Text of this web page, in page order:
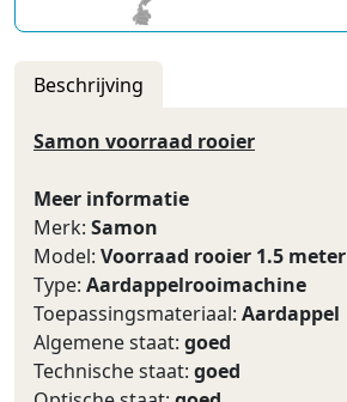
Beschrijving
Samon voorraad rooier
Meer informatie
Merk: Samon
Model: Voorraad rooier 1.5 meter
Type: Aardappelrooimachine
Toepassingsmateriaal: Aardappel
Algemene staat: goed
Technische staat: goed